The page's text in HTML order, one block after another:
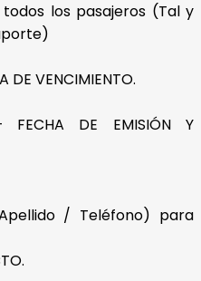
los pasajeros (Tal y
VENCIMIENTO.
DE EMISIÓN Y
/ Teléfono) para